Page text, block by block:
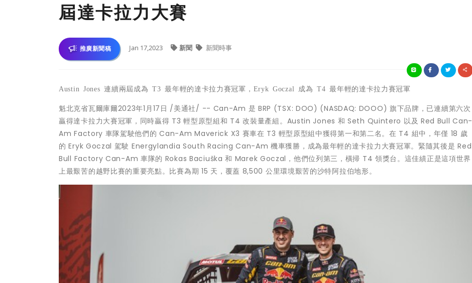
屆達卡拉力大賽
推廣新聞稿 Jan 17,2023 新聞 新聞時事
Austin Jones 連續兩屆成為 T3最年輕的達卡拉力賽冠軍， Eryk Goczal 成為 T4最年輕的達卡拉力賽冠軍
魁北克省瓦爾庫爾2023年1月17日 /美通社/ -- Can-Am 是 BRP (TSX: DOO) (NASDAQ: DOOO) 旗下品牌，已連續第六次
贏得達卡拉力大賽冠軍，同時贏得 T3 輕型原型組和 T4 改裝量產組。Austin Jones 和 Seth Quintero 以及 Red Bull Can-
Am Factory 車隊駕駛他們的 Can-Am Maverick X3 賽車在 T3 輕型原型組中獲得第一和第二名。在 T4 組中，年僅 18 歲
的 Eryk Goczal 駕駛 Energylandia South Racing Can-Am 機車獲勝，成為最年輕的達卡拉力大賽冠軍。緊隨其後是 Red
Bull Factory Can-Am 車隊的 Rokas Baciuška 和 Marek Goczal，他們位列第三，橫掃 T4 領獎台。這佳績正是這項世界
上最艱苦的越野比賽的重要亮點。比賽為期 15 天，覆蓋 8,500 公里環境艱苦的沙特阿拉伯地形。